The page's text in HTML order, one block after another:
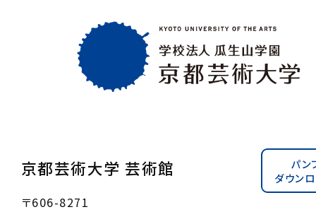
京都芸術大学 芸術館
パン
ダウン
〒606-8271